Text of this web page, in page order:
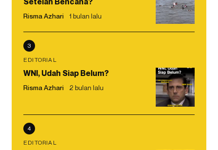
Risma Azhari 1 bulan lalu
3
EDITORIAL
WNI, Udah Siap Belum?
Risma Azhari 2 bulan lalu
4
EDITORIAL